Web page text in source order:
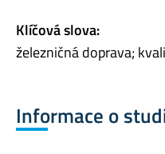
Klíčová slova:
železničná doprava;
Informace o